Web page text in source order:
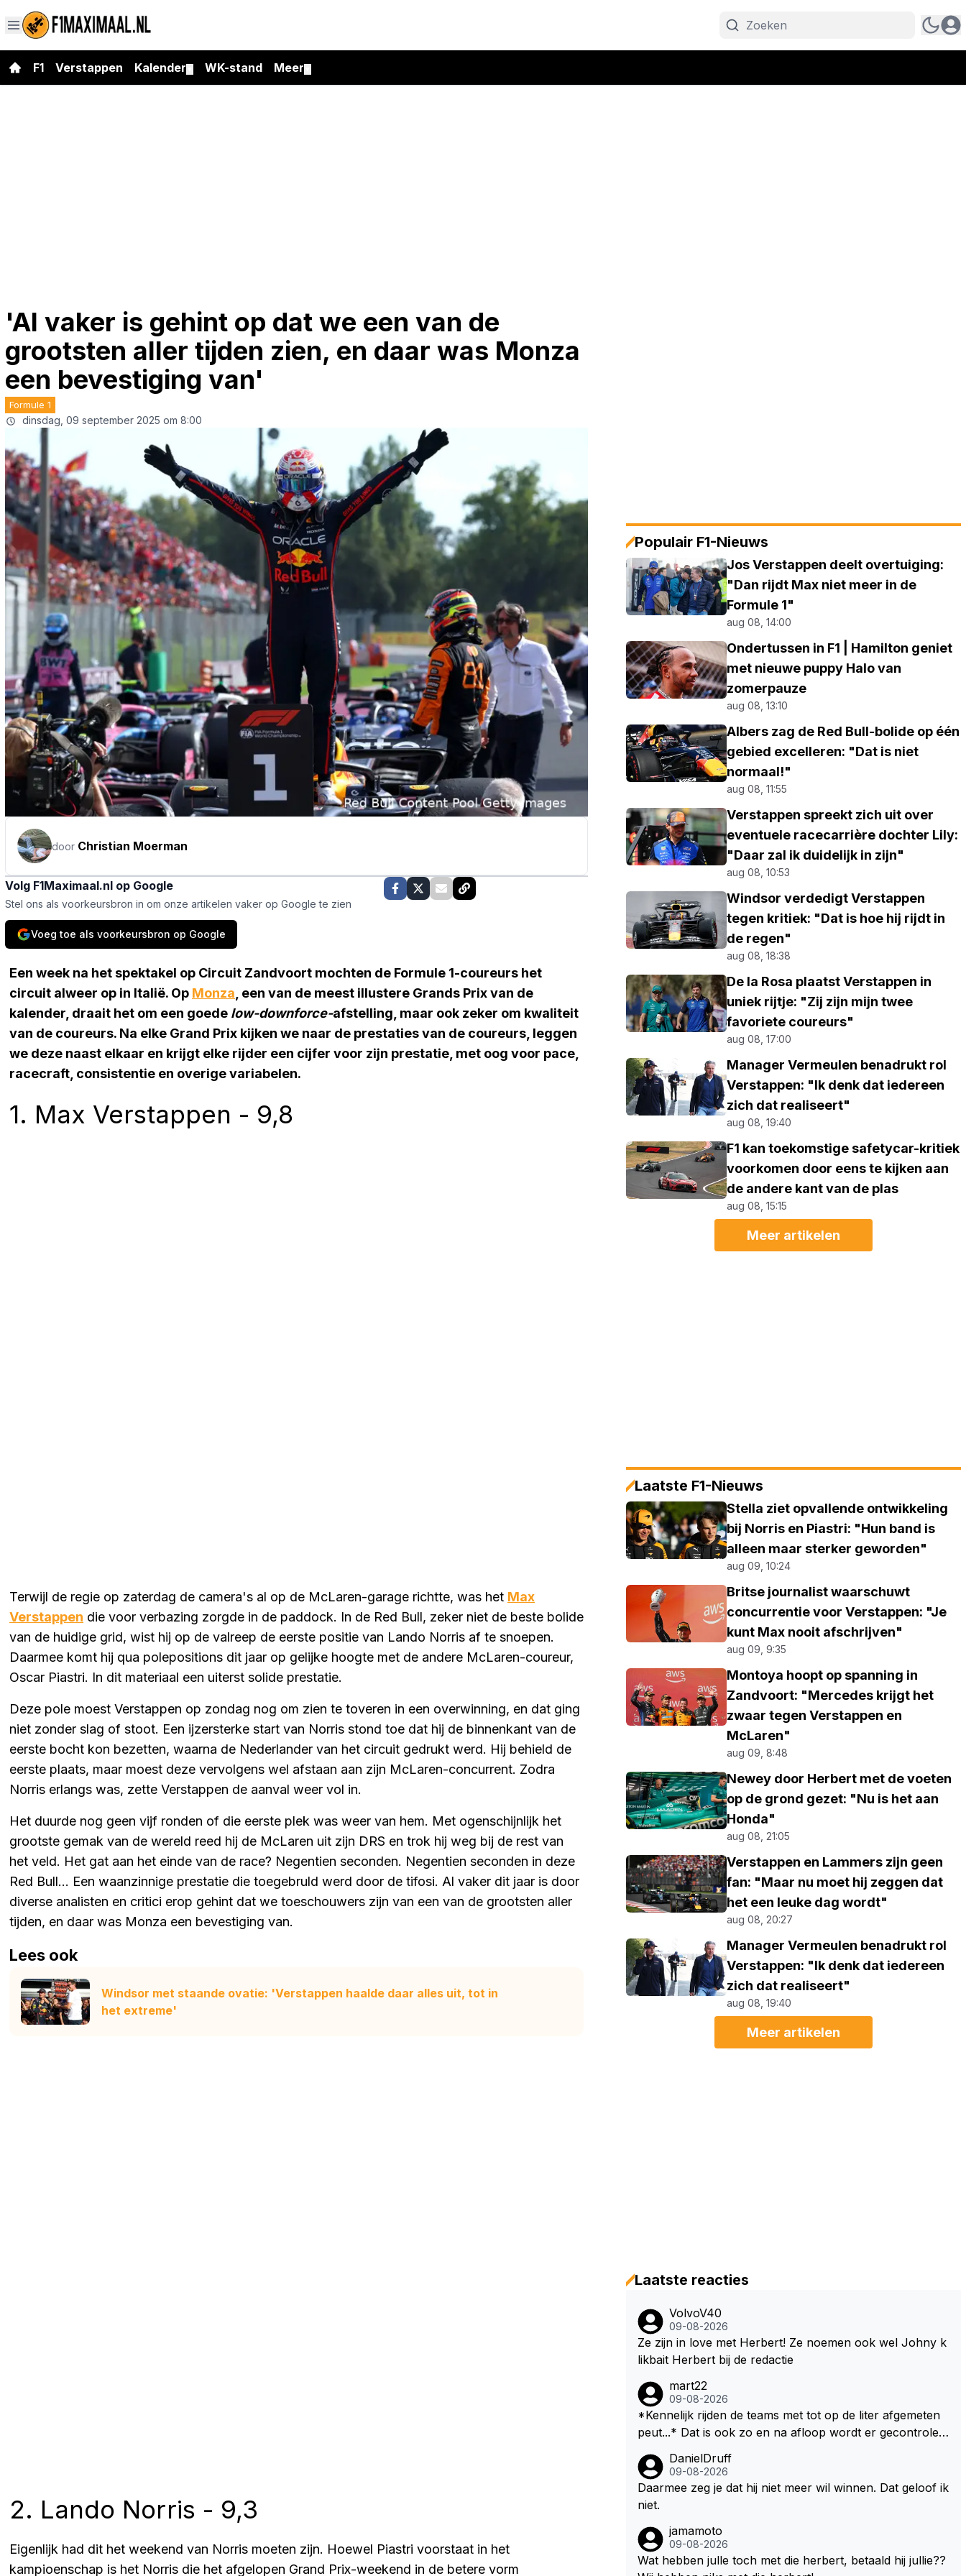
F1 Verstappen Kalender WK-stand Meer
'Al vaker is gehint op dat we een van de
grootsten aller tijden zien, en daar was Monza
een bevestiging van'
Formule 1
dinsdag, 09 september 2025 om 8:00
door Christian Moerman
Volg F1Maximaal.nl op Google
Stel ons als voorkeursbron in om onze artikelen vaker op Google te zien
Voeg toe als voorkeursbron op Google
Een week na het spektakel op Circuit Zandvoort mochten de Formule 1-coureurs het
circuit alweer op in Italië. Op Monza , een van de meest illustere Grands Prix van de
kalender, draait het om een goede low-downforce-afstelling, maar ook zeker om kwaliteit
van de coureurs. Na elke Grand Prix kijken we naar de prestaties van de coureurs, leggen
we deze naast elkaar en krijgt elke rijder een cijfer voor zijn prestatie, met oog voor pace,
racecraft, consistentie en overige variabelen.
1. Max Verstappen - 9,8
Terwijl de regie op zaterdag de camera's al op de McLaren-garage richtte, was het Max
Verstappen die voor verbazing zorgde in de paddock. In de Red Bull, zeker niet de beste bolide
van de huidige grid, wist hij op de valreep de eerste positie van Lando Norris af te snoepen.
Daarmee komt hij qua polepositions dit jaar op gelijke hoogte met de andere McLaren-coureur,
Oscar Piastri. In dit materiaal een uiterst solide prestatie.
Deze pole moest Verstappen op zondag nog om zien te toveren in een overwinning, en dat ging
niet zonder slag of stoot. Een ijzersterke start van Norris stond toe dat hij de binnenkant van de
eerste bocht kon bezetten, waarna de Nederlander van het circuit gedrukt werd. Hij behield de
eerste plaats, maar moest deze vervolgens wel afstaan aan zijn McLaren-concurrent. Zodra
Norris erlangs was, zette Verstappen de aanval weer vol in.
Het duurde nog geen vijf ronden of die eerste plek was weer van hem. Met ogenschijnlijk het
grootste gemak van de wereld reed hij de McLaren uit zijn DRS en trok hij weg bij de rest van
het veld. Het gat aan het einde van de race? Negentien seconden. Negentien seconden in deze
Red Bull... Een waanzinnige prestatie die toegebruld werd door de tifosi. Al vaker dit jaar is door
diverse analisten en critici erop gehint dat we toeschouwers zijn van een van de grootsten aller
tijden, en daar was Monza een bevestiging van.
Lees ook
Windsor met staande ovatie: 'Verstappen haalde daar alles uit, tot in
het extreme'
2. Lando Norris - 9,3
Eigenlijk had dit het weekend van Norris moeten zijn. Hoewel Piastri voorstaat in het
kampioenschap is het Norris die het afgelopen Grand Prix-weekend in de betere vorm
Populair F1-Nieuws
Jos Verstappen deelt overtuiging:
"Dan rijdt Max niet meer in de
Formule 1"
aug 08, 14:00
Ondertussen in F1 | Hamilton geniet
met nieuwe puppy Halo van
zomerpauze
aug 08, 13:10
Albers zag de Red Bull-bolide op één
gebied excelleren: "Dat is niet
normaal!"
aug 08, 11:55
Verstappen spreekt zich uit over
eventuele racecarrière dochter Lily:
"Daar zal ik duidelijk in zijn"
aug 08, 10:53
Windsor verdedigt Verstappen
tegen kritiek: "Dat is hoe hij rijdt in
de regen"
aug 08, 18:38
De la Rosa plaatst Verstappen in
uniek rijtje: "Zij zijn mijn twee
favoriete coureurs"
aug 08, 17:00
Manager Vermeulen benadrukt rol
Verstappen: "Ik denk dat iedereen
zich dat realiseert"
aug 08, 19:40
F1 kan toekomstige safetycar-kritiek
voorkomen door eens te kijken aan
de andere kant van de plas
aug 08, 15:15
Meer artikelen
Laatste F1-Nieuws
Stella ziet opvallende ontwikkeling
bij Norris en Piastri: "Hun band is
alleen maar sterker geworden"
aug 09, 10:24
Britse journalist waarschuwt
concurrentie voor Verstappen: "Je
kunt Max nooit afschrijven"
aug 09, 9:35
Montoya hoopt op spanning in
Zandvoort: "Mercedes krijgt het
zwaar tegen Verstappen en
McLaren"
aug 09, 8:48
Newey door Herbert met de voeten
op de grond gezet: "Nu is het aan
Honda"
aug 08, 21:05
Verstappen en Lammers zijn geen
fan: "Maar nu moet hij zeggen dat
het een leuke dag wordt"
aug 08, 20:27
Manager Vermeulen benadrukt rol
Verstappen: "Ik denk dat iedereen
zich dat realiseert"
aug 08, 19:40
Meer artikelen
Laatste reacties
VolvoV40
09-08-2026
Ze zijn in love met Herbert! Ze noemen ook wel Johny k
likbait Herbert bij de redactie
mart22
09-08-2026
*Kennelijk rijden de teams met tot op de liter afgemeten
peut...* Dat is ook zo en na afloop wordt er gecontrolee
e reden is Vettel ooit gediskwalificeerd. Je hoort soms oo
k wel eens dat ze brandstoof moeten sparen als de race
engineer denkt dat ze die ene liter niet gaan halen. Je zo
aar bijv. 5 liter en dan die ronden achter SC niet mee te t
ellen. Na x ronden SC moet er na afloop niet nog 5 maa
r x liter inzitten.
DanielDruff
09-08-2026
Daarmee zeg je dat hij niet meer wil winnen. Dat geloof ik
niet.
jamamoto
09-08-2026
Wat hebben julle toch met die herbert, betaald hij jullie??